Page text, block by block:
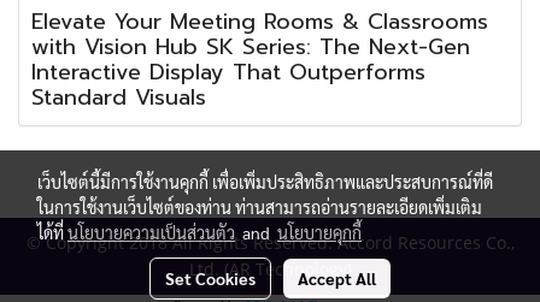
Elevate Your Meeting Rooms & Classrooms
with Vision Hub SK Series: The Next-Gen
Interactive Display That Outperforms
Standard Visuals
© Copyright 2018 All Rights Reserved. Accord Resources Co.,
Ltd. (AR Technology)
เว็บไซต์นี้มีการใช้งานคุกกี้ เพื่อเพิ่มประสิทธิภาพและประสบการณ์ที่ดี
ในการใช้งานเว็บไซต์ของท่าน ท่านสามารถอ่านรายละเอียดเพิ่มเติม
ได้ที่นโยบายความเป็นส่วนตัว and นโยบายคุกกี้
Set Cookies Accept All